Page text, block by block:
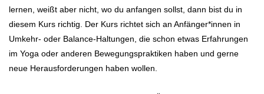
lernen, weißt aber nicht, wo du anfangen sollst, dann bist du in
diesem Kurs richtig. Der Kurs richtet sich an Anfänger*innen in
Umkehr- oder Balance-Haltungen, die schon etwas Erfahrungen
im Yoga oder anderen Bewegungspraktiken haben und gerne
neue Herausforderungen haben wollen.